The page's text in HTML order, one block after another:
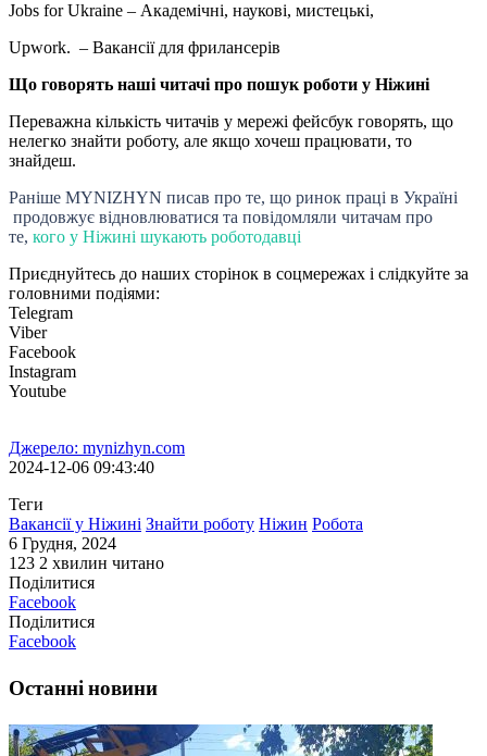
Jobs for Ukraine – Академічні, наукові, мистецькі,
Upwork. – Вакансії для фрилансерів
Що говорять наші читачі про пошук роботи у Ніжині
Переважна кількість читачів у мережі фейсбук говорять, що
нелегко знайти роботу, але якщо хочеш працювати, то
знайдеш.
Раніше MYNIZHYN писав про те, що ринок праці в Україні
продовжує відновлюватися та повідомляли читачам про
те, кого у Ніжині шукають роботодавці
Приєднуйтесь до наших сторінок в соцмережах і слідкуйте за
головними подіями:
Telegram
Viber
Facebook
Instagram
Youtube
Джерело: mynizhyn.com
2024-12-06 09:43:40
Теги
Вакансії у Ніжині Знайти роботу Ніжин Робота
6 Грудня, 2024
123 2 хвилин читано
Поділитися
Facebook
Поділитися
Facebook
Останні новини